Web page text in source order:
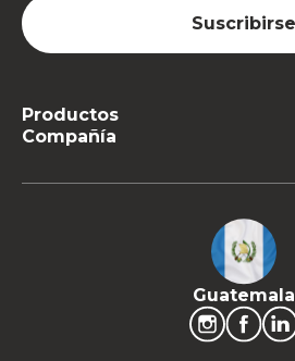
Productos
Compañía
Guatemala